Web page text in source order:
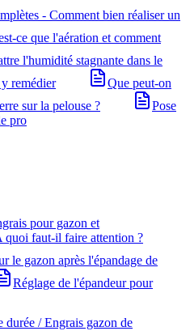
- Comment bien réaliser un
ce que l'aération et comment
l'humidité stagnante dans le
remédier
Que peut-on
sur la pelouse ?
Pose
pro
pour gazon et
quoi faut-il faire attention ?
le gazon après l'épandage de
Réglage de l'épandeur pour
durée / Engrais gazon de